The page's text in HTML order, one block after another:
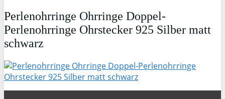
Perlenohrringe Ohrringe Doppel-
Perlenohrringe Ohrstecker 925 Silber matt
schwarz